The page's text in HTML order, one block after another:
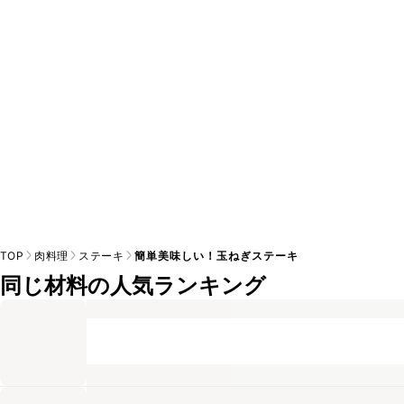
TOP 肉料理 ステーキ 簡単美味しい！玉ねぎステーキ
同じ材料の人気ランキング